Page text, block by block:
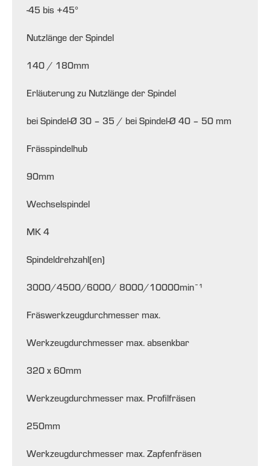
-45 bis +45°
Nutzlänge der Spindel
140 / 180mm
Erläuterung zu Nutzlänge der Spindel
bei Spindel-Ø 30 – 35 / bei Spindel-Ø 40 – 50 mm
Frässpindelhub
90mm
Wechselspindel
MK 4
Spindeldrehzahl(en)
3000/4500/6000/ 8000/10000min¯¹
Fräswerkzeugdurchmesser max.
Werkzeugdurchmesser max. absenkbar
320 x 60mm
Werkzeugdurchmesser max. Profilfräsen
250mm
Werkzeugdurchmesser max. Zapfenfräsen